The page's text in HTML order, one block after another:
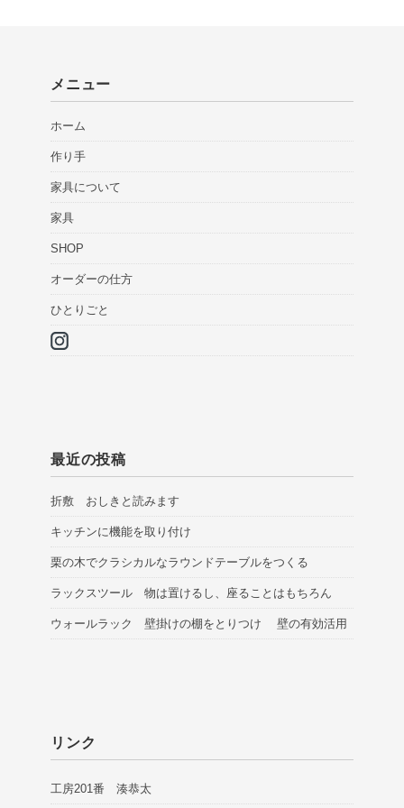
メニュー
ホーム
作り手
家具について
家具
SHOP
オーダーの仕方
ひとりごと
最近の投稿
折敷 おしきと読みます
キッチンに機能を取り付け
栗の木でクラシカルなラウンドテーブルをつくる
ラックスツール 物は置けるし、座ることはもちろん
ウォールラック 壁掛けの棚をとりつけ 壁の有効活用
リンク
工房201番 湊恭太